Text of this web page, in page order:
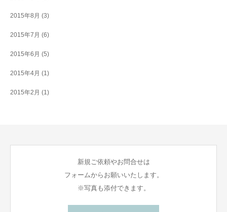
2015年8月 (3)
2015年7月 (6)
2015年6月 (5)
2015年4月 (1)
2015年2月 (1)
新規ご依頼やお問合せは
フォームからお願いいたします。
※写真も添付できます。